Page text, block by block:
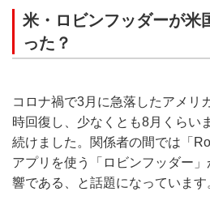
米・ロビンフッダーが米
った？
コロナ禍で3月に急落したアメリ
時回復し、少なくとも8月くらい
続けました。関係者の間では「
アプリを使う「ロビンフッダー
響である、と話題になっています